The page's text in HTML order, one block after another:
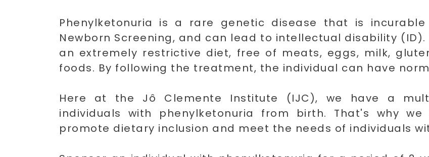
Phenylketonuria is a rare genetic disease that is
Newborn Screening, and can lead to intellectual disability
an extremely restrictive diet, free of meats, eggs, milk,
foods. By following the treatment, the individual can have
Here at the Jô Clemente Institute (IJC), we have a
individuals with phenylketonuria from birth. That's why
promote dietary inclusion and meet the needs of individuals